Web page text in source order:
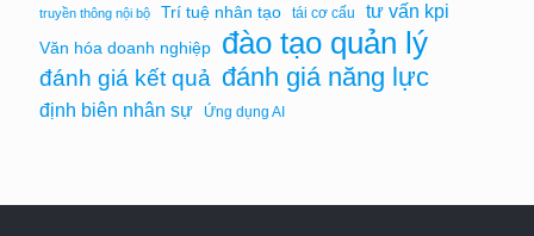
truyền thông nội bộ Trí tuệ nhân tạo tái cơ cấu tư vấn kpi
Văn hóa doanh nghiệp đào tạo quản lý
đánh giá kết quả đánh giá năng lực
định biên nhân sự Ứng dụng AI